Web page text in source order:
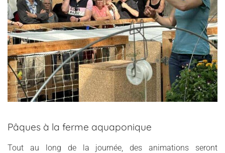
Pâques à la ferme aquaponique
Tout au long de la journée, des animations seront